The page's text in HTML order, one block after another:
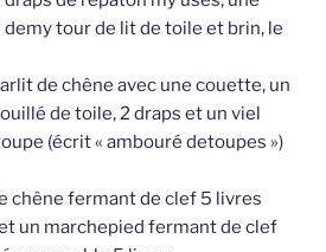
tour de lit de toile et brin, le
de chêne avec une couette, un
de toile, 2 draps et un viel
(écrit « ambouré detoupes »)
chêne fermant de clef 5 livres
un marchepied fermant de clef